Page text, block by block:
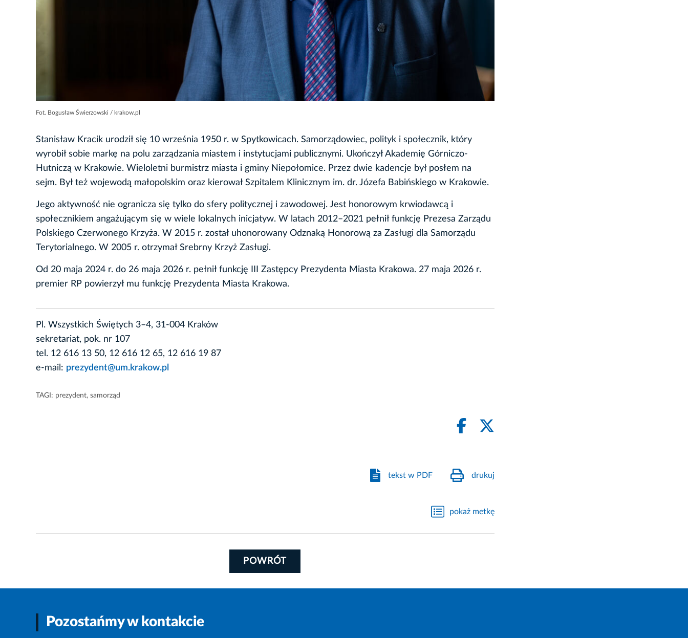
Fot. Bogusław Świerzowski / krakow.pl
Stanisław Kracik urodził się 10 września 1950 r. w Spytkowicach. Samorządowiec, polityk i społecznik, który
wyrobił sobie markę na polu zarządzania miastem i instytucjami publicznymi. Ukończył Akademię Górniczo-
Hutniczą w Krakowie. Wieloletni burmistrz miasta i gminy Niepołomice. Przez dwie kadencje był posłem na
sejm. Był też wojewodą małopolskim oraz kierował Szpitalem Klinicznym im. dr. Józefa Babińskiego w Krakowie.
Jego aktywność nie ogranicza się tylko do sfery politycznej i zawodowej. Jest honorowym krwiodawcą i
społecznikiem angażującym się w wiele lokalnych inicjatyw. W latach 2012–2021 pełnił funkcję Prezesa Zarządu
Polskiego Czerwonego Krzyża. W 2015 r. został uhonorowany Odznaką Honorową za Zasługi dla Samorządu
Terytorialnego. W 2005 r. otrzymał Srebrny Krzyż Zasługi.
Od 20 maja 2024 r. do 26 maja 2026 r. pełnił funkcję III Zastępcy Prezydenta Miasta Krakowa. 27 maja 2026 r.
premier RP powierzył mu funkcję Prezydenta Miasta Krakowa.
Pl. Wszystkich Świętych 3–4, 31-004 Kraków
sekretariat, pok. nr 107
tel. 12 616 13 50, 12 616 12 65, 12 616 19 87
e-mail: prezydent@um.krakow.pl
TAGI: prezydent, samorząd
tekst w PDF drukuj
pokaż metkę
POWRÓT
Pozostańmy w kontakcie